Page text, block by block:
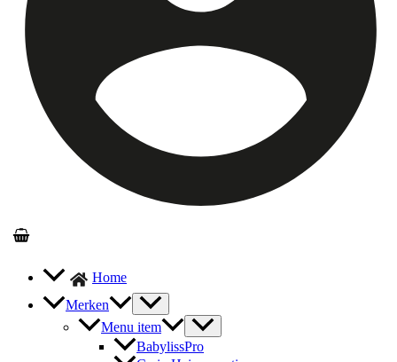
Home
Merken
Menu item
BabylissPro